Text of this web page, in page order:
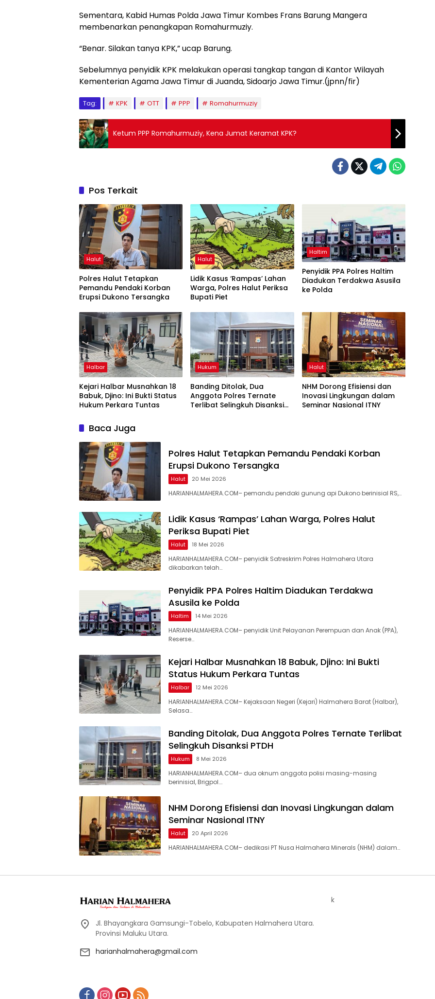
Sementara, Kabid Humas Polda Jawa Timur Kombes Frans Barung Mangera
membenarkan penangkapan Romahurmuziy.
“Benar. Silakan tanya KPK,” ucap Barung.
Sebelumnya penyidik KPK melakukan operasi tangkap tangan di Kantor Wilayah
Kementerian Agama Jawa Timur di Juanda, Sidoarjo Jawa Timur.(jpnn/fir)
Tag: KPK OTT PPP Romahurmuziy
Ketum PPP Romahurmuziy, Kena Jumat Keramat KPK?
Pos Terkait
Halut
Polres Halut Tetapkan
Pemandu Pendaki Korban
Erupsi Dukono Tersangka
Halut
Lidik Kasus ‘Rampas’ Lahan
Warga, Polres Halut Periksa
Bupati Piet
Haltim
Penyidik PPA Polres Haltim
Diadukan Terdakwa Asusila
ke Polda
Halbar
Kejari Halbar Musnahkan 18
Babuk, Djino: Ini Bukti Status
Hukum Perkara Tuntas
Hukum
Banding Ditolak, Dua
Anggota Polres Ternate
Terlibat Selingkuh Disanksi
Halut
NHM Dorong Efisiensi dan
Inovasi Lingkungan dalam
Seminar Nasional ITNY
Baca Juga
Polres Halut Tetapkan Pemandu Pendaki Korban
Erupsi Dukono Tersangka
Halut 20 Mei 2026
HARIANHALMAHERA.COM– pemandu pendaki gunung api Dukono berinisial RS,…
Lidik Kasus ‘Rampas’ Lahan Warga, Polres Halut
Periksa Bupati Piet
Halut 18 Mei 2026
HARIANHALMAHERA.COM– penyidik Satreskrim Polres Halmahera Utara
dikabarkan telah…
Penyidik PPA Polres Haltim Diadukan Terdakwa
Asusila ke Polda
Haltim 14 Mei 2026
HARIANHALMAHERA.COM– penyidik Unit Pelayanan Perempuan dan Anak (PPA),
Reserse…
Kejari Halbar Musnahkan 18 Babuk, Djino: Ini Bukti
Status Hukum Perkara Tuntas
Halbar 12 Mei 2026
HARIANHALMAHERA.COM– Kejaksaan Negeri (Kejari) Halmahera Barat (Halbar),
Selasa…
Banding Ditolak, Dua Anggota Polres Ternate Terlibat
Selingkuh Disanksi PTDH
Hukum 8 Mei 2026
HARIANHALMAHERA.COM– dua oknum anggota polisi masing-masing
berinisial, Brigpol….
NHM Dorong Efisiensi dan Inovasi Lingkungan dalam
Seminar Nasional ITNY
Halut 20 April 2026
HARIANHALMAHERA.COM– dedikasi PT Nusa Halmahera Minerals (NHM) dalam…
Jl. Bhayangkara Gamsungi-Tobelo, Kabupaten Halmahera Utara.
Provinsi Maluku Utara.
harianhalmahera@gmail.com
k